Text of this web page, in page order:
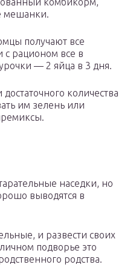
мешанки.
получают все
с рационом все в
— 2 яйца в 3 дня.
количества
им зелень или
наседки, но
выводятся в
и развести своих
подворье это
родства.